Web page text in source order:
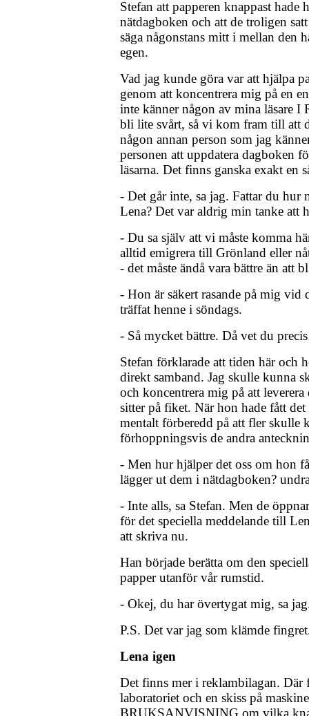
Stefan att papperen knappast hade
nätdagboken och att de troligen
säga någonstans mitt i mellan den
egen.
Vad jag kunde göra var att hjälpa
genom att koncentrera mig på en
inte känner någon av mina läsare
bli lite svårt, så vi kom fram till att
någon annan person som jag
personen att uppdatera dagboken
läsarna. Det finns ganska exakt en
- Det går inte, sa jag. Fattar du
Lena? Det var aldrig min tanke att
- Du sa själv att vi måste komma
alltid emigrera till Grönland eller
- det måste ändå vara bättre än att
- Hon är säkert rasande på mig vid
träffat henne i söndags.
- Så mycket bättre. Då vet du
Stefan förklarade att tiden här och
direkt samband. Jag skulle kunna
och koncentrera mig på att
sitter på fiket. När hon hade fått
mentalt förberedd på att fler skulle
förhoppningsvis de andra
- Men hur hjälper det oss om hon
lägger ut dem i nätdagboken?
- Inte alls, sa Stefan. Men de
för det speciella meddelande till
att skriva nu.
Han började berätta om den
papper utanför vår rumstid.
- Okej, du har övertygat mig, sa
P.S. Det var jag som klämde
Lena igen
Det finns mer i reklambilagan. Där
laboratoriet och en skiss på
BRUKSANVISNING om vilka